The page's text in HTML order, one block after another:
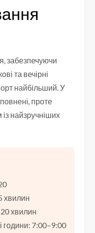
забезпечуючи
та вечірні
найбільший. У
проте
найзручніших
хвилин
хвилин
години: 7:00–9:00